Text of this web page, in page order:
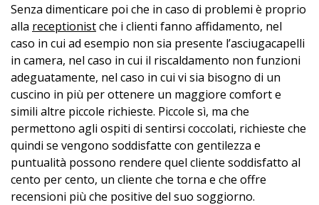
Senza dimenticare poi che in caso di problemi è proprio
alla receptionistche i clienti fanno affidamento, nel
caso in cui ad esempio non sia presente l’asciugacapelli
in camera, nel caso in cui il riscaldamento non funzioni
adeguatamente, nel caso in cui vi sia bisogno di un
cuscino in più per ottenere un maggiore comfort e
simili altre piccole richieste. Piccole sì, ma che
permettono agli ospiti di sentirsi coccolati, richieste che
quindi se vengono soddisfatte con gentilezza e
puntualità possono rendere quel cliente soddisfatto al
cento per cento, un cliente che torna e che offre
recensioni più che positive del suo soggiorno.